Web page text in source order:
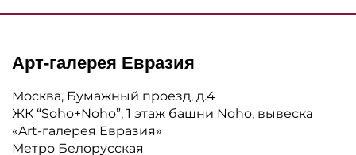
Арт-галерея Евразия
Москва, Бумажный проезд, д.4
ЖК “Soho+Noho”, 1 этаж башни Noho, вывеска
«Art-галерея Евразия»
Метро Белорусская